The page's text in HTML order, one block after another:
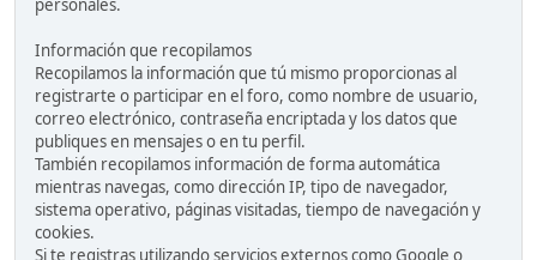
personales.
Información que recopilamos
Recopilamos la información que tú mismo proporcionas al
registrarte o participar en el foro, como nombre de usuario,
correo electrónico, contraseña encriptada y los datos que
publiques en mensajes o en tu perfil.
También recopilamos información de forma automática
mientras navegas, como dirección IP, tipo de navegador,
sistema operativo, páginas visitadas, tiempo de navegación y
cookies.
Si te registras utilizando servicios externos como Google o